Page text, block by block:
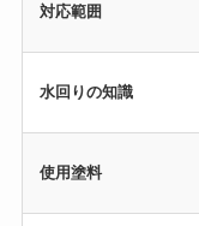
対応範囲
水回りの知識
使用塗料